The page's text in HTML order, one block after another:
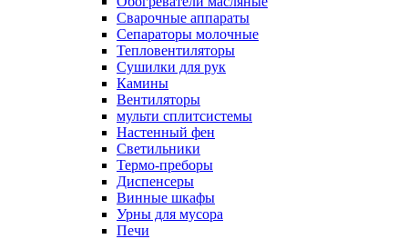
Сварочные аппараты
Сепараторы молочные
Тепловентиляторы
Сушилки для рук
Камины
Вентиляторы
мульти сплитсистемы
Настенный фен
Светильники
Термо-преборы
Диспенсеры
Винные шкафы
Урны для мусора
Печи